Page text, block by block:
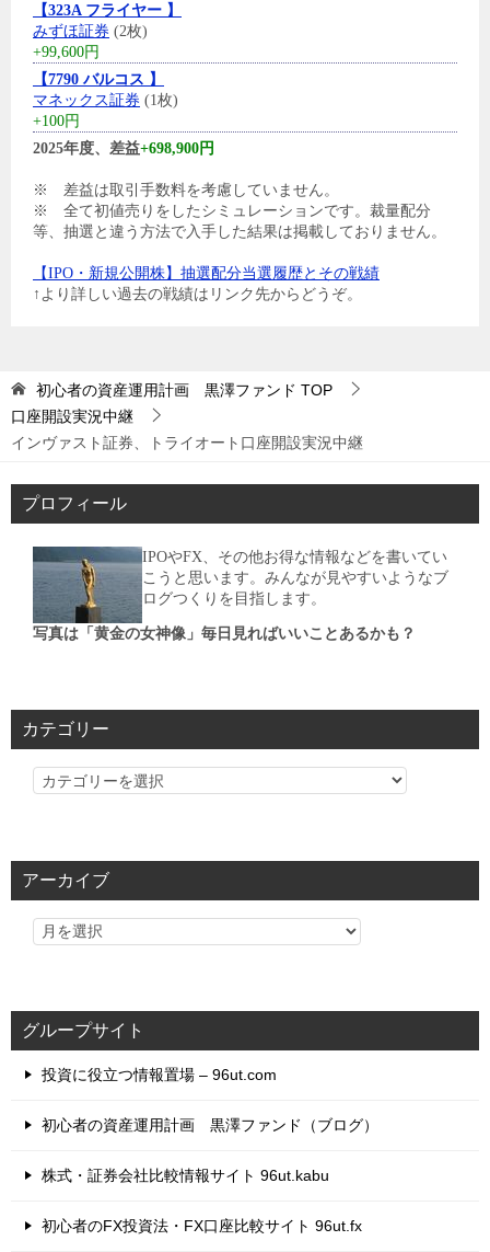
【323A フライヤー 】
みずほ証券 (2枚)
+99,600円
【7790 バルコス 】
マネックス証券 (1枚)
+100円
2025年度、差益+698,900円
※ 差益は取引手数料を考慮していません。
※ 全て初値売りをしたシミュレーションです。裁量配分
等、抽選と違う方法で入手した結果は掲載しておりません。
【IPO・新規公開株】抽選配分当選履歴とその戦績
↑より詳しい過去の戦績はリンク先からどうぞ。
初心者の資産運用計画 黒澤ファンド TOP
口座開設実況中継
インヴァスト証券、トライオート口座開設実況中継
プロフィール
IPOやFX、その他お得な情報などを書いてい
こうと思います。みんなが見やすいようなブ
ログつくりを目指します。
写真は「黄金の女神像」毎日見ればいいことあるかも？
カテゴリー
カ
リ
アーカイブ
グループサイト
投資に役立つ情報置場 – 96ut.com
初心者の資産運用計画 黒澤ファンド（ブログ）
株式・証券会社比較情報サイト 96ut.kabu
初心者のFX投資法・FX口座比較サイト 96ut.fx